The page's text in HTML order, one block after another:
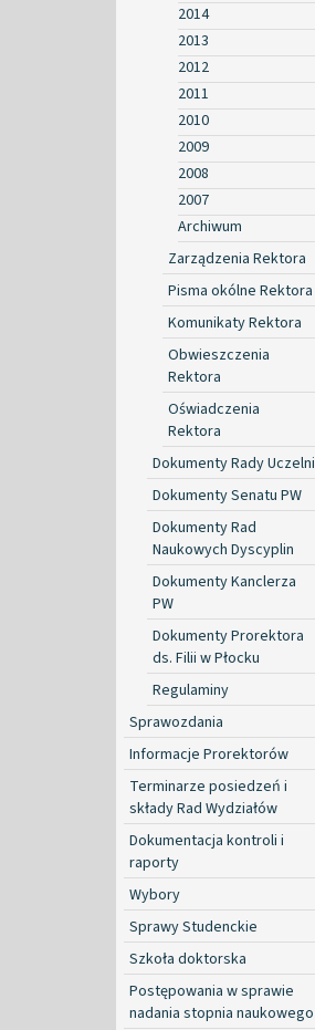
2014
2013
2012
2011
2010
2009
2008
2007
Archiwum
Zarządzenia Rektora
Pisma okólne Rektora
Komunikaty Rektora
Obwieszczenia
Rektora
Oświadczenia
Rektora
Dokumenty Rady Uczelni
Dokumenty Senatu PW
Dokumenty Rad
Naukowych Dyscyplin
Dokumenty Kanclerza
PW
Dokumenty Prorektora
ds. Filii w Płocku
Regulaminy
Sprawozdania
Informacje Prorektorów
Terminarze posiedzeń i
składy Rad Wydziałów
Dokumentacja kontroli i
raporty
Wybory
Sprawy Studenckie
Szkoła doktorska
Postępowania w sprawie
nadania stopnia naukowego